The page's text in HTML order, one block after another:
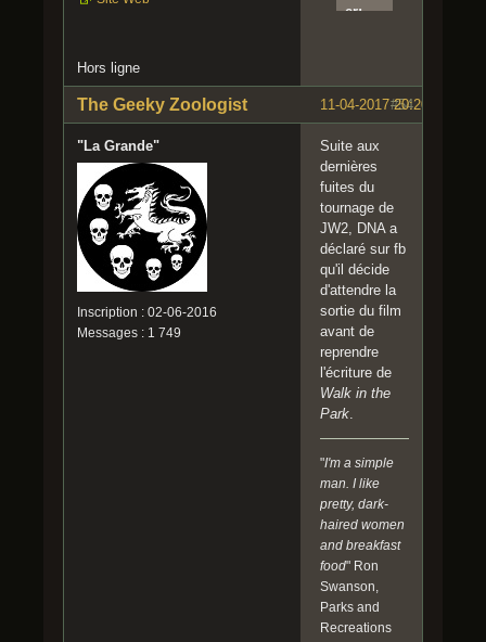
r
q
e
r
p
o
u
r
l
i
r
e
I
t
d
a
n
s
I
n
c
i
er:
fœtus
dans
cuve
c'est
de
moi,
dans
incide
Claris
sa il
, il a
un
chapit
re
compl
et
avec
spiny
dans
Hors ligne
#54
11-04-2017 20:20:30
The Geeky Zoologist
"La Grande"
Inscription : 02-06-2016
Messages : 1 749
Suite aux
dernières
fuites du
tournage de
JW2, DNA a
déclaré sur fb
qu'il décide
d'attendre la
sortie du film
avant de
reprendre
l'écriture de
Walk in the
Park
"I'm a simple
man. I like
pretty, dark-
haired women
and breakfast
food" Ron
Swanson,
Parks and
Recreations